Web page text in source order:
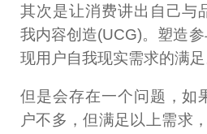
其次是让消费讲出自己与
我内容创造(UCG)。塑造
现用户自我现实需求的满足
但是会存在一个问题，如
户不多，但满足以上需求